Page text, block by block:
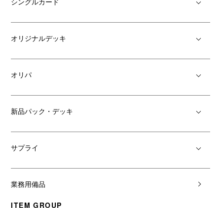
オリジナルデッキ
オリパ
新品パック・デッキ
サプライ
業務用備品
ITEM GROUP